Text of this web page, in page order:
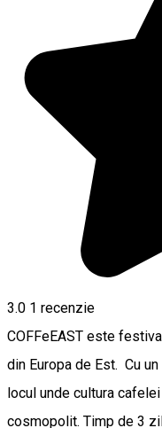
3.0 1 recenzie
COFFeEAST este
din Europa de Est. Cu
locul unde cultura
cosmopolit. Timp de 3